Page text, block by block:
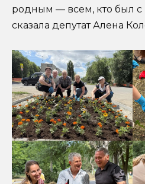
родным — всем, кто был
сказала депутат Алена